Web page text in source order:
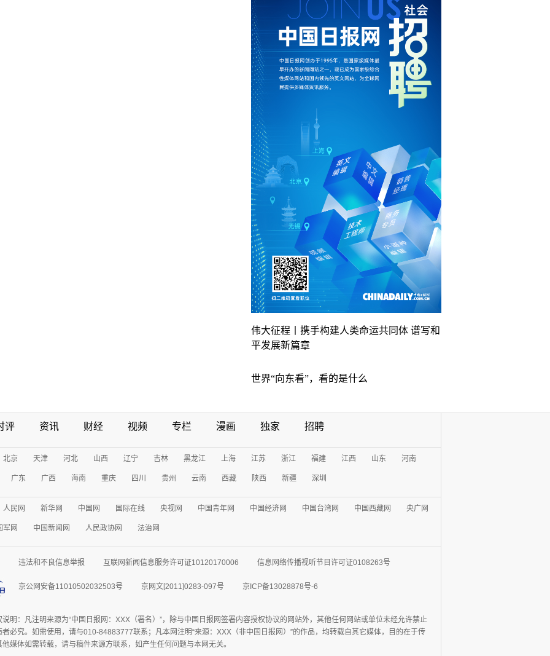
伟大征程丨携手构建人类命运共同体 谱写和
平发展新篇章
世界“向东看”，看的是什么
评 资讯 财经 视频 专栏 漫画 独家 招聘
北京 天津 河北 山西 辽宁 吉林 黑龙江 上海 江苏 浙江 福建 江西 山东 河南
广东 广西 海南 重庆 四川 贵州 云南 西藏 陕西 新疆 深圳
人民网 新华网 中国网 国际在线 央视网 中国青年网 中国经济网 中国台湾网 中国西藏网 央广网
军网 中国新闻网 人民政协网 法治网
违法和不良信息举报 互联网新闻信息服务许可证10120170006 信息网络传播视听节目许可证0108263号
京公网安备11010502032503号 京网文[2011]0283-097号 京ICP备13028878号-6
说明：凡注明来源为“中国日报网：XXX（署名）”，除与中国日报网签署内容授权协议的网站外，其他任何网站或单位未经允许禁止
必究。如需使用，请与010-84883777联系；凡本网注明“来源：XXX（非中国日报网）”的作品，均转载自其它媒体，目的在于传
媒体如需转载，请与稿件来源方联系，如产生任何问题与本网无关。